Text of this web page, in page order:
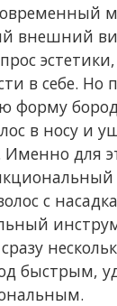
внешний
в себе. Но
форму
в носу и
Именно для
с
быстрым,